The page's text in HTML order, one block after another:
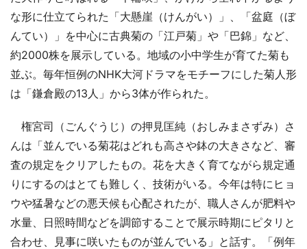
な形に仕立てられた「大懸崖（けんがい）」、「盆庭（ぼ
んてい）」を中心に古典菊の「江戸菊」や「巴錦」など、
約2000株を展示している。地域の小中学生が育てた菊も
並ぶ。毎年恒例のNHK大河ドラマをモチーフにした菊人形
は「鎌倉殿の13人」から3体が作られた。
権宮司（ごんぐうじ）の押見匡純（おしみまさずみ）さ
んは「並んでいる菊花はどれも高さや鉢の大きさなど、審
査の規定をクリアしたもの。花を大きく育てながら規定通
りにするのはとても難しく、技術がいる。今年は特にヒョ
ウや猛暑などの悪天候も心配されたが、職人さんが肥料や
水量、日照時間などを調節することで展示時期にピタリと
合わせ、見事に咲いたものが並んでいる」と話す。「例年